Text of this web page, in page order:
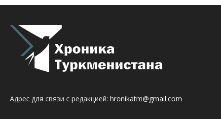
Адрес для связи с редакцией: hronikatm@gmail.com